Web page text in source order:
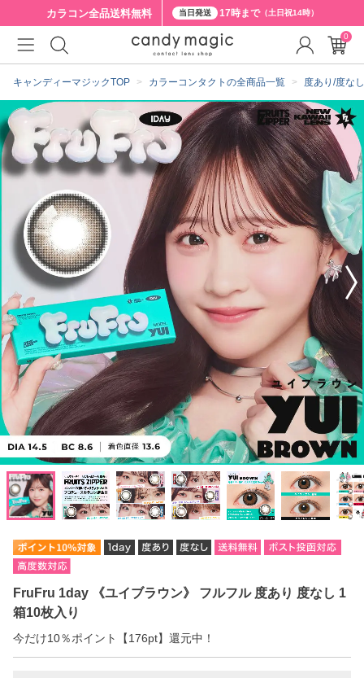
カラコン全品送料無料 当日発送 17時まで（土日祝14時）
キャンディーマジックTOP カラーコンタクトの全商品一覧 度あり/度な
FruFru 1day 《ユイブラウン》 フルフル 度あり 度なし 1
箱10枚入り
今だけ10％ポイント【176pt】還元中！
0
クーポン詳細